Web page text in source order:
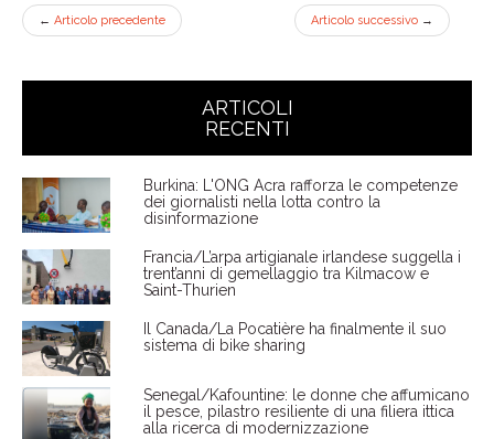
← Articolo precedente Articolo successivo →
ARTICOLI
RECENTI
Burkina: L'ONG Acra rafforza le competenze
dei giornalisti nella lotta contro la
disinformazione
Francia/L’arpa artigianale irlandese suggella i
trent’anni di gemellaggio tra Kilmacow e
Saint-Thurien
Il Canada/La Pocatière ha finalmente il suo
sistema di bike sharing
Senegal/Kafountine: le donne che affumicano
il pesce, pilastro resiliente di una filiera ittica
alla ricerca di modernizzazione